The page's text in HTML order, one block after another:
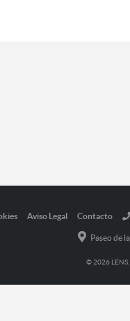
Aviso Legal Contacto
Paseo de
© 2026 LENS.